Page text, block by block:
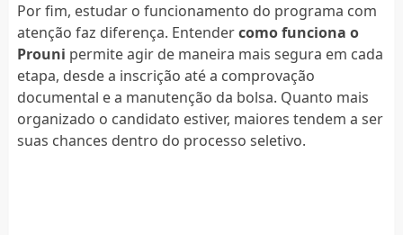
Por fim, estudar o funcionamento do programa com
atenção faz diferença. Entendercomo funciona o
Prouni permite agir de maneira mais segura em cada
etapa, desde a inscrição até a comprovação
documental e a manutenção da bolsa. Quanto mais
organizado o candidato estiver, maiores tendem a ser
suas chances dentro do processo seletivo.